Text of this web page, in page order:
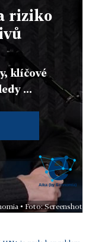
riziko
klíčové
...
• Foto: Screenshot